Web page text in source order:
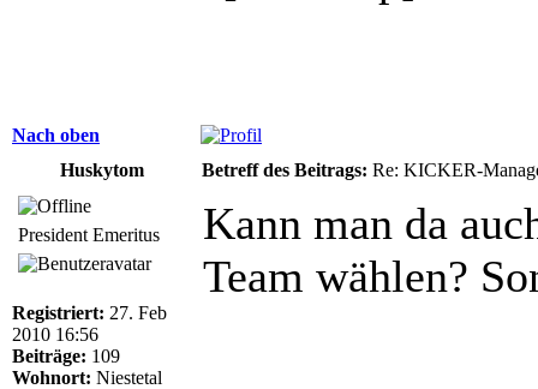
Nach oben
Huskytom
Betreff des Beitrags: Re: KICKER-
President Emeritus
Registriert: 27. Feb
2010 16:56
Beiträge: 109
Wohnort: Niestetal
Kann man da
Team wählen?